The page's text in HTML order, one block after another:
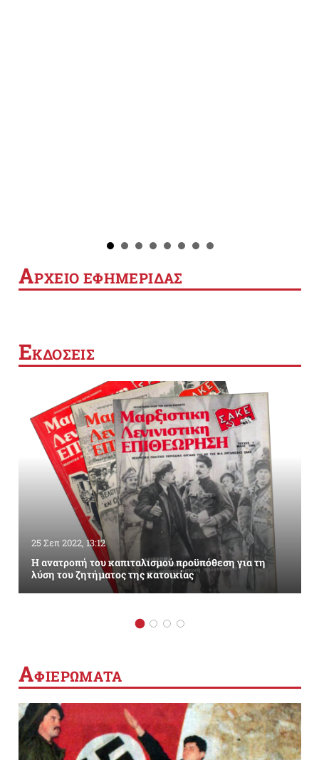
ΑΡΧΕΙΟ ΕΦΗΜΕΡΙΔΑΣ
ΕΚΔΟΣΕΙΣ
25 Σεπ 2022, 13:12
Η ανατροπή του καπιταλισμού προϋπόθεση για τη
λύση του ζητήματος της κατοικίας
ΑΦΙΕΡΩΜΑΤΑ